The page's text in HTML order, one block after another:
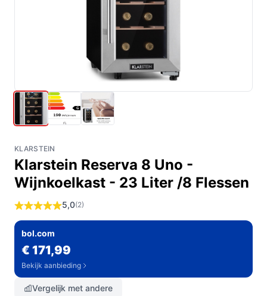
KLARSTEIN
Klarstein Reserva 8 Uno -
Wijnkoelkast - 23 Liter /8 Flessen
5,0(2)
bol.com
€ 171,99
Bekijk aanbieding
Vergelijk met andere